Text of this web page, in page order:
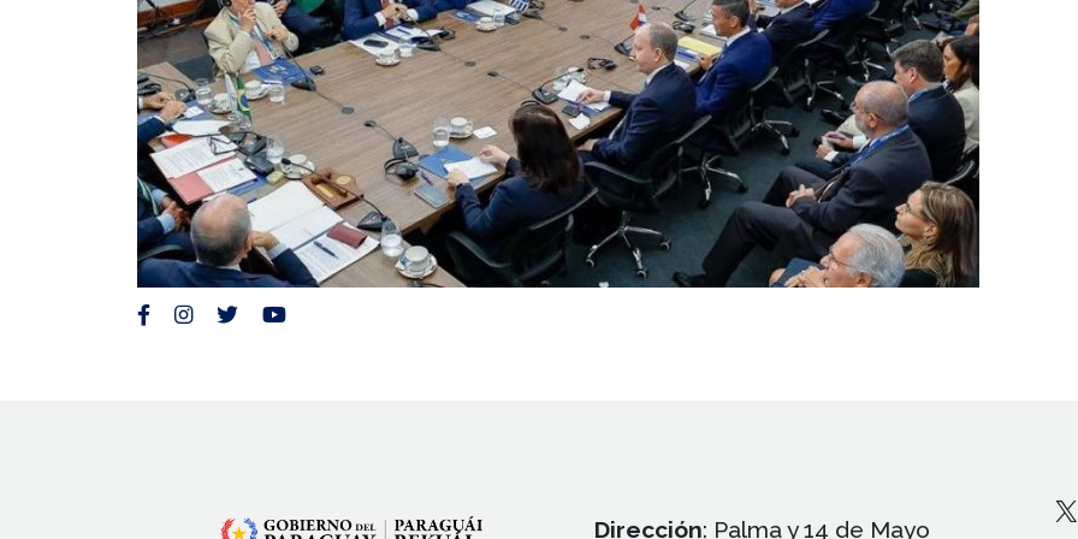
Dirección: Palma y 14 de Mayo
X